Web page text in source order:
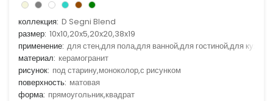
коллекция: D Segni Blend
размер: 10x10,20x5,20x20,38x19
применение: для стен,для пола,для ванной,для гостиной,для кухни
материал: керамогранит
рисунок: под старину,моноколор,с рисунком
поверхность: матовая
форма: прямоугольник,квадрат